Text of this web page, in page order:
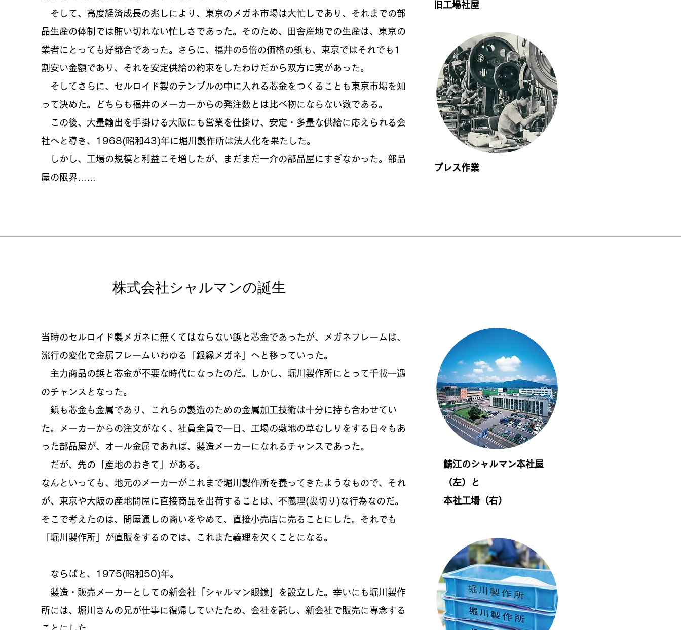
​旧工場社屋
プレス作業
そして、高度経済成長の兆しにより、東京のメガネ市場は大忙しであり、それまでの部
品生産の体制では賄い切れない忙しさであった。そのため、田舎産地での生産は、東京の
業者にとっても好都合であった。さらに、福井の5倍の価格の鋲も、東京ではそれでも1
割安い金額であり、それを安定供給の約束をしたわけだから双方に実があった。
そしてさらに、セルロイド製のテンプルの中に入れる芯金をつくることも東京市場を知
って決めた。どちらも福井のメーカーからの発注数とは比べ物にならない数である。
この後、大量輸出を手掛ける大阪にも営業を仕掛け、安定・多量な供給に応えられる会
社へと導き、1968(昭和43)年に堀川製作所は法人化を果たした。
しかし、工場の規模と利益こそ増したが、まだまだ一介の部品屋にすぎなかった。部品
屋の限界……
鯖江のシャルマン本社屋
（左）と
本社工場（右）
当時のセルロイド製メガネに無くてはならない鋲と芯金であったが、メガネフレームは、
流行の変化で金属フレームいわゆる「銀縁メガネ」へと移っていった。
主力商品の鋲と芯金が不要な時代になったのだ。しかし、堀川製作所にとって千載一遇
のチャンスとなった。
鋲も芯金も金属であり、これらの製造のための金属加工技術は十分に持ち合わせてい
た。メーカーからの注文がなく、社員全員で一日、工場の敷地の草むしりをする日々もあ
った部品屋が、オール金属であれば、製造メーカーになれるチャンスであった。
だが、先の「産地のおきて」がある。​
なんといっても、地元のメーカーがこれまで堀川製作所を養ってきたようなもので、それ
が、東京や大阪の産地問屋に直接商品を出荷することは、不義理(裏切り)な行為なのだ。
そこで考えたのは、問屋通しの商いをやめて、直接小売店に売ることにした。それでも
「堀川製作所」が直販をするのでは、これまた義理を欠くことになる。
ならばと、1975(昭和50)年。
製造・販売メーカーとしての新会社「シャルマン眼鏡」を設立した。幸いにも堀川製作
所には、堀川さんの兄が仕事に復帰していたため、会社を託し、新会社で販売に専念する
​株式会社シャルマンの誕生